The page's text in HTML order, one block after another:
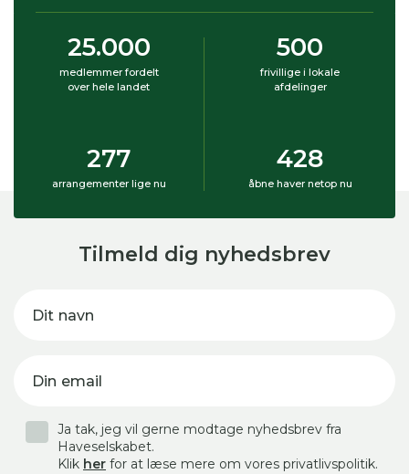
25.000
medlemmer fordelt
over hele landet
500
frivillige i lokale
afdelinger
277
arrangementer lige nu
428
åbne haver netop nu
Tilmeld dig nyhedsbrev
Dit navn
Din email
Ja tak, jeg vil gerne modtage nyhedsbrev fra
Haveselskabet.
Klik her for at læse mere om vores privatlivspolitik.